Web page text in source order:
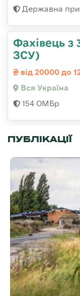
Державна
Фахівець
ЗСУ)
від 20000 до
Вся Україна
154 ОМБр
ПУБЛІКАЦІЇ